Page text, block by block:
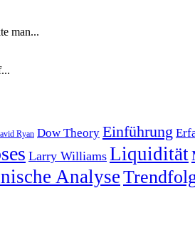
man...
Ryan Dow Theory Einführung
Larry Williams Liquidität
Analyse